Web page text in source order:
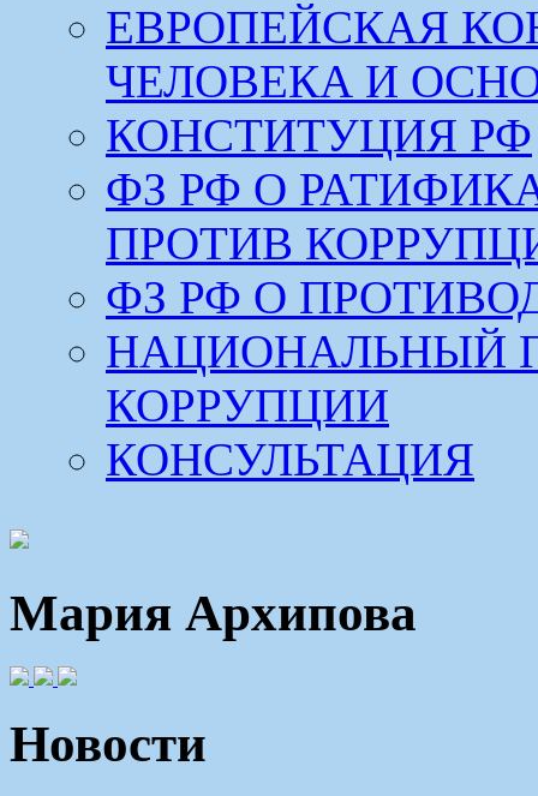
ЕВРОПЕЙСКАЯ
ЧЕЛОВЕКА И
КОНСТИТУЦИЯ РФ
ФЗ РФ О
ПРОТИВ
ФЗ РФ О
НАЦИОНАЛЬНЫЙ
КОРРУПЦИИ
КОНСУЛЬТАЦИЯ
Мария Архипова
Новости